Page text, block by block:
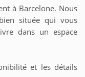
à Barcelone. Nous
située qui vous
dans un espace
et les détails